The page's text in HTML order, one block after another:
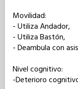
Movilidad:
- Utiliza Andador,
- Utiliza Bastón,
- Deambula con
Nivel cognitivo:
-Deterioro